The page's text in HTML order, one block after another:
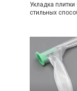
Укладка
стильных